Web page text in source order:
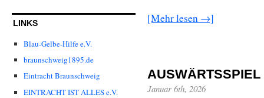
LINKS
Blau-Gelbe-Hilfe e.V.
braunschweig1895.de
Eintracht Braunschweig
EINTRACHT IST ALLES e.V.
[Mehr lesen →]
Januar 6th, 2026